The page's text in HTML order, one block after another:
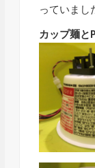
っていまし
カップ麺と